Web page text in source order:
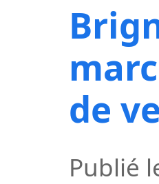
de
Publié